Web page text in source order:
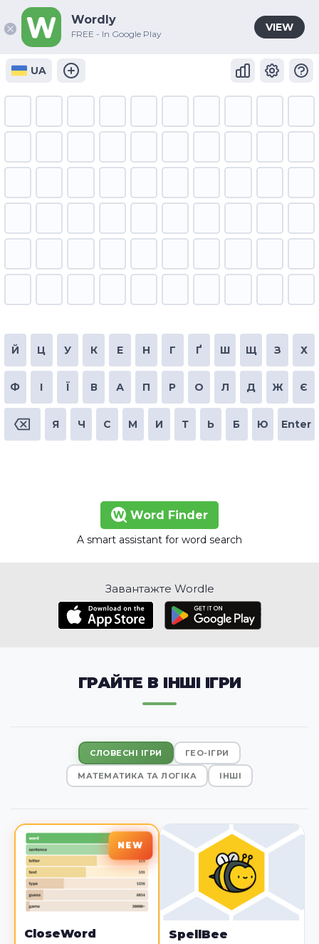
UA
Й Ц У К Е Н Г Ґ Ш Щ З Х
Ф І Ї В А П Р О Л Д Ж Є
Я Ч С М И Т Ь Б Ю Enter
Word Finder
A smart assistant for word search
Завантажте Wordle
ГРАЙТЕ В ІНШІ ІГРИ
СЛОВЕСНІ ІГРИ ГЕО-ІГРИ
МАТЕМАТИКА ТА ЛОГІКА ІНШІ
CloseWord SpellBee
Wordly
FREE - In Google Play
VIEW